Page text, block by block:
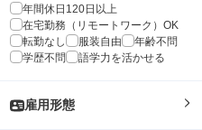
年間休日120日以上
在宅勤務（リモートワーク）OK
転勤なし
服装自由
年齢不問
学歴不問
語学力を活かせる
雇用形態